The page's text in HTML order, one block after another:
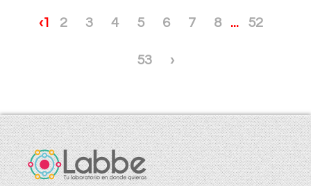
‹1 2 3 4 5 6 7 8 ... 52
53 ›